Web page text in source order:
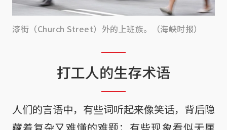
漆街（Church Street）外的上班族。（海峡时报）
打工人的生存术语
人们的言语中，有些词听起来像笑话，背后隐